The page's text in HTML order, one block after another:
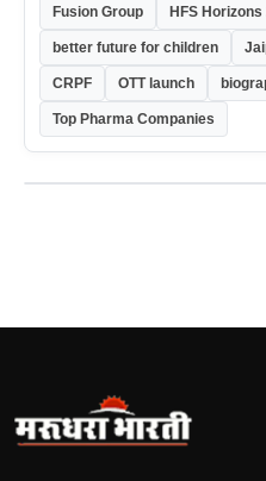
Fusion Group HFS Horizons
better future for children
CRPF OTT launch
Top Pharma Companies